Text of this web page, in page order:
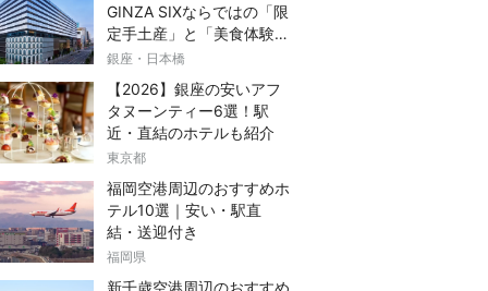
GINZA SIXならではの「限
定手土産」と「美食体験」
完全ガイド
銀座・日本橋
【2026】銀座の安いアフ
タヌーンティー6選！駅
近・直結のホテルも紹介
東京都
福岡空港周辺のおすすめホ
テル10選｜安い・駅直
結・送迎付き
福岡県
新千歳空港周辺のおすすめ